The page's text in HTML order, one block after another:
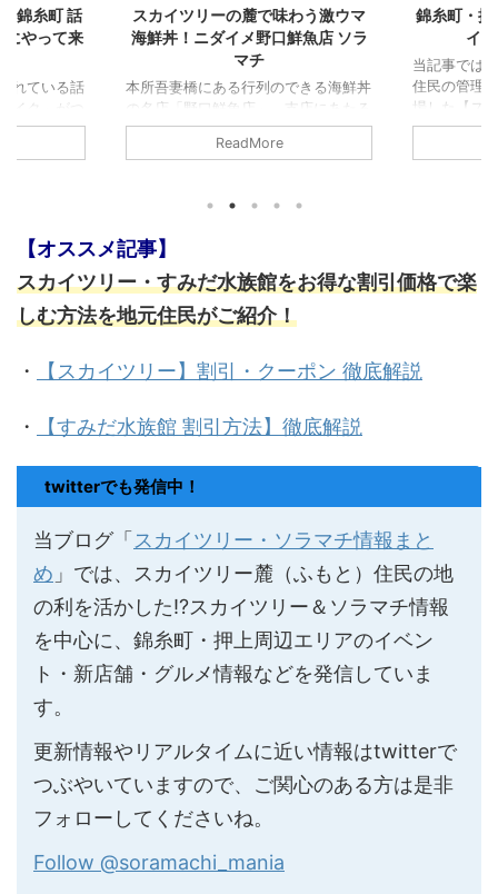
う激ウマ
魚店 ソラ
きる海鮮丼
店にあたる
スカイツリ
錦糸町・押上 周辺 オススメ店のテ
イクアウトメニュー
当記事ではスカイツリー麓（ふもと）
住民の管理人が、自粛要請を受けて登
場した【スカイツリー・錦糸町周辺
名店のテイクアウトメニュー】をご紹
介。普段は行列や予約必至の地元の名
ReadMore
くら寿司
内装に射
当記事では
浅草」の体
トをお届け
【オススメ記事】
スカイツリー・すみだ水族館をお得な割引価格で楽
しむ方法を地元住民がご紹介！
・ 【スカイツリー】割引・クーポン 徹底解説
・ 【すみだ水族館 割引方法】徹底解説
twitterでも発信中！
当ブログ「 スカイツリー・ソラマチ情報まと
め 」では、スカイツリー麓（ふもと）住民の地
の利を活かした!?スカイツリー＆ソラマチ情報
を中心に、錦糸町・押上周辺エリアのイベン
ト・新店舗・グルメ情報などを発信していま
す。
更新情報やリアルタイムに近い情報はtwitterで
つぶやいていますので、ご関心のある方は是非
フォローしてくださいね。
Follow @soramachi_mania